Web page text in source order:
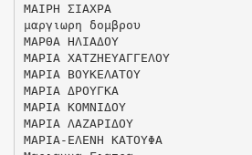
ΜΑΙΡΗ ΣΙΑΧΡΑ
μαργιωρη δομβρου
ΜΑΡΘΑ ΗΛΙΑΔΟΥ
ΜΑΡΙΑ ΧΑΤΖΗΕΥΑΓΓΕΛΟΥ
ΜΑΡΙΑ ΒΟΥΚΕΛΑΤΟΥ
ΜΑΡΙΑ ΔΡΟΥΓΚΑ
ΜΑΡΙΑ ΚΟΜΝΙΔΟΥ
ΜΑΡΙΑ ΛΑΖΑΡΙΔΟΥ
ΜΑΡΙΑ-ΕΛΕΝΗ ΚΑΤΟΥΦΑ